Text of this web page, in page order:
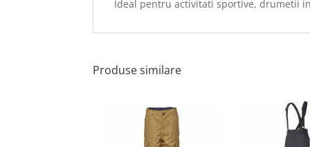
Ideal pentru activitati sportive, drumetii
Produse similare